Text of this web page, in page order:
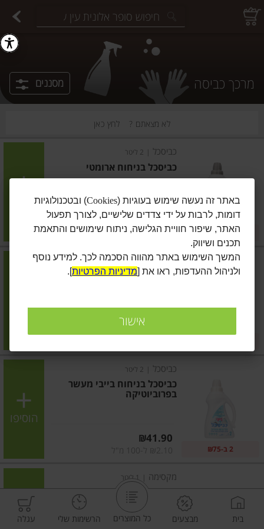
מרכך כביסה מסננים
לא מצאתם ? לחץ כאן
כביסכל 2 ליטר
כביסכל בניחוח ארומטי
מחיר מחירון ₪41.90
₪2.10 ל-100 מ"ל 2 ב-₪75
הוסיפו
כביסכל | 2 ליטר
כביסכל בניחוח רוז
₪41.90
הוסיפו
כביסכל 2 ליטר
כביסכל בניחוח בייבי מעשר
בפרוביוטיקה
₪41.90
2 ב-₪75
הוסיפו
מקסימה 1 ליטר
מרכך כביסה מרוכז אולטרא פרש
בית מבצעים כל המוצרים הרשימות שלי עגלה
באתר זה נעשה שימוש בעוגיות (Cookies) ובטכנולוגיות
דומות, לרבות על ידי צדדים שלישיים, לצורך תפעול
האתר, שיפור חוויית הגלישה, ניתוח שימושים והתאמת
תכנים ושיווק.
המשך השימוש באתר מהווה הסכמה לכך. למידע נוסף
ולניהול ההעדפות, ראו את [מדיניות הפרטיות].
אישור